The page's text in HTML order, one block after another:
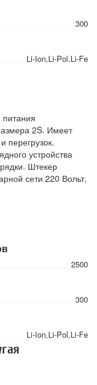
300
Li-Ion,Li-Pol,Li-Fe
2S. Имеет
перегрузок.
устройства
Штекер
сети 220 Вольт,
2500
300
Li-Ion,Li-Pol,Li-Fe